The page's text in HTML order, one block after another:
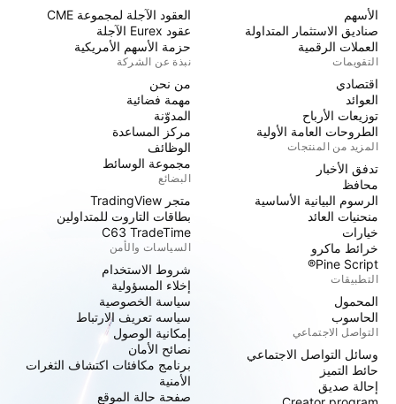
الأسهم
صناديق الاستثمار المتداولة
العملات الرقمية
التقويمات
اقتصادي
العوائد
توزيعات الأرباح
الطروحات العامة الأولية
المزيد من المنتجات
تدفق الأخبار
محافظ
الرسوم البيانية الأساسية
منحنيات العائد
خيارات
خرائط ماكرو
Pine Script®
التطبيقات
المحمول
الحاسوب
التواصل الاجتماعي
وسائل التواصل الاجتماعي
حائط التميز
إحالة صديق
العقود الآجلة لمجموعة CME
عقود Eurex الآجلة
حزمة الأسهم الأمريكية
نبذة عن الشركة
من نحن
مهمة فضائية
المدوّنة
مركز المساعدة
الوظائف
مجموعة الوسائط
البضائع
متجر TradingView
بطاقات التاروت للمتداولين
C63 TradeTime
السياسات والأمن
شروط الاستخدام
إخلاء المسؤولية
سياسة الخصوصية
سياسه تعريف الارتباط
إمكانية الوصول
نصائح الأمان
برنامج مكافئات اكتشاف الثغرات
الأمنية
صفحة حالة الموقع